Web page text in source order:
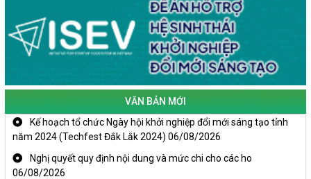
VĂN BẢN MỚI
Kế hoạch tổ chức Ngày hội khởi nghiệp đổi mới sáng tạo tỉnh
năm 2024 (Techfest Đắk Lắk 2024) 06/08/2026
Nghị quyết quy định nội dung và mức chi cho các ho
06/08/2026